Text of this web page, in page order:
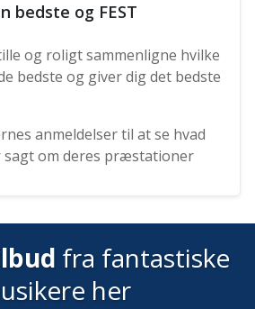
bedste og FEST
og roligt sammenligne hvilke
bedste og giver dig det bedste
anmeldelser til at se hvad
sagt om deres præstationer
fra fantastiske
her